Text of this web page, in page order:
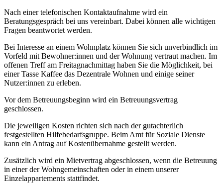
Nach einer telefonischen Kontaktaufnahme wird ein
Beratungsgespräch bei uns vereinbart. Dabei können alle wichtigen
Fragen beantwortet werden.
Bei Interesse an einem Wohnplatz können Sie sich unverbindlich im
Vorfeld mit Bewohner:innen und der Wohnung vertraut machen. Im
offenen Treff am Freitagnachmittag haben Sie die Möglichkeit, bei
einer Tasse Kaffee das Dezentrale Wohnen und einige seiner
Nutzer:innen zu erleben.
Vor dem Betreuungsbeginn wird ein Betreuungsvertrag
geschlossen.
Die jeweiligen Kosten richten sich nach der gutachterlich
festgestellten Hilfebedarfsgruppe. Beim Amt für Soziale Dienste
kann ein Antrag auf Kostenübernahme gestellt werden.
Zusätzlich wird ein Mietvertrag abgeschlossen, wenn die Betreuung
in einer der Wohngemeinschaften oder in einem unserer
Einzelappartements stattfindet.